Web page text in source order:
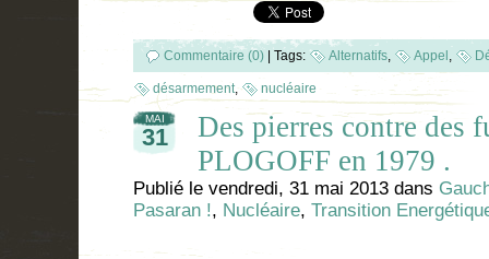
Commentaire (0) Tags: Alternatifs, Appel ,
désarmement, nucléaire
MAI
31
Des pierres contre des
PLOGOFF en 1979 .
Publié le vendredi, 31 mai 2013 dans
Pasaran !, Nucléaire, Transition